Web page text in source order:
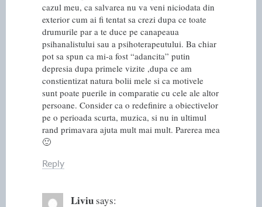
cazul meu, ca salvarea nu va veni niciodata din
exterior cum ai fi tentat sa crezi dupa ce toate
drumurile par a te duce pe canapeaua
psihanalistului sau a psihoterapeutului. Ba chiar
pot sa spun ca mi-a fost “adancita” putin
depresia dupa primele vizite ,dupa ce am
constientizat natura bolii mele si ca motivele
sunt poate puerile in comparatie cu cele ale altor
persoane. Consider ca o redefinire a obiectivelor
pe o perioada scurta, muzica, si nu in ultimul
rand primavara ajuta mult mai mult. Parerea mea
🙂
Reply
Liviusays: